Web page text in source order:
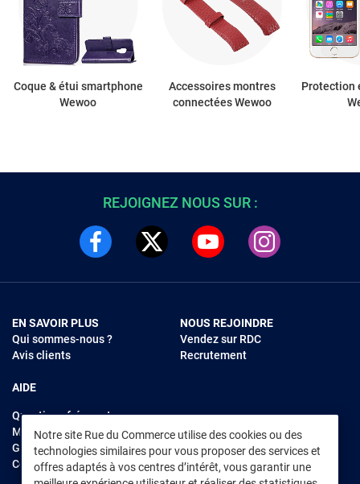
Coque & étui smartphone
Wewoo
Accessoires montres
connectées Wewoo
Protection
REJOIGNEZ NOUS SUR :
EN SAVOIR PLUS
Qui sommes-nous ?
Avis clients
AIDE
Questions fréquentes
Modes de règlements
Garantie et retours
Contacter Rue du Commerce
NOUS REJOINDRE
Vendez sur RDC
Recrutement
Notre site Rue du Commerce utilise des cookies ou des
technologies similaires pour vous proposer des services et
offres adaptés à vos centres d’intérêt, vous garantir une